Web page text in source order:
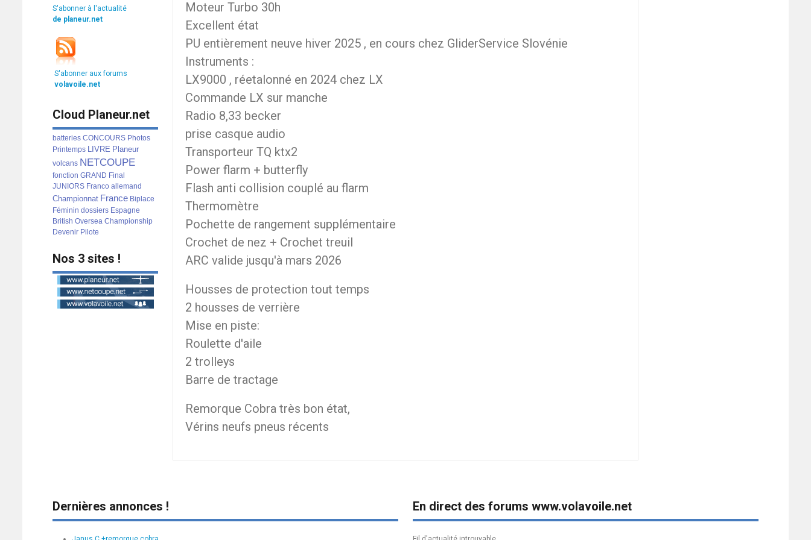
S'abonner à l'actualité
de planeur.net
S'abonner aux forums
volavoile.net
Cloud Planeur.net
batteries CONCOURS Photos
Printemps LIVRE Planeur
volcans NETCOUPE
fonction GRAND Final
JUNIORS Franco allemand
Championnat France Biplace
Féminin dossiers Espagne
British Oversea Championship
Devenir Pilote
Nos 3 sites !
Moteur Turbo 30h
Excellent état
PU entièrement neuve hiver 2025 , en cours chez GliderService Slovénie
Instruments :
LX9000 , réetalonné en 2024 chez LX
Commande LX sur manche
Radio 8,33 becker
prise casque audio
Transporteur TQ ktx2
Power flarm + butterfly
Flash anti collision couplé au flarm
Thermomètre
Pochette de rangement supplémentaire
Crochet de nez + Crochet treuil
ARC valide jusqu'à mars 2026
Housses de protection tout temps
2 housses de verrière
Mise en piste:
Roulette d'aile
2 trolleys
Barre de tractage
Remorque Cobra très bon état,
Vérins neufs pneus récents
Dernières annonces ! En direct des forums www.volavoile.net